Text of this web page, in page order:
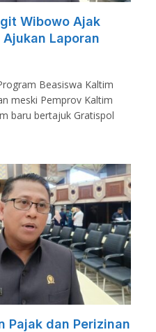
Wibowo Ajak
Laporan
Beasiswa Kaltim
meski Pemprov Kaltim
baru bertajuk Gratispol
Pajak dan Perizinan